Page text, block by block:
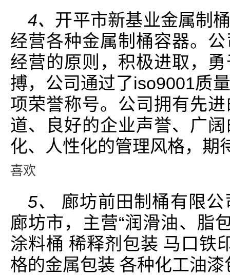
4、 开平市新基业金属制
经营各种金属制桶容器。
经营的原则，积极进取，
搏，公司通过了iso9001质
项荣誉称号。公司拥有先
道、良好的企业声誉、广
化、人性化的管理风格，期
喜欢
5、
廊坊前田制桶有限
廊坊市，主营“润滑油、脂
涂料桶 稀释剂包装 马口铁
格的金属包装 各种化工油漆